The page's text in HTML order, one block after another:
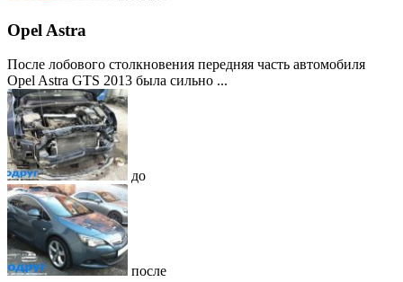
Opel Astra
После лобового столкновения передняя часть автомобиля
Opel Astra GTS 2013 была сильно ...
до
после